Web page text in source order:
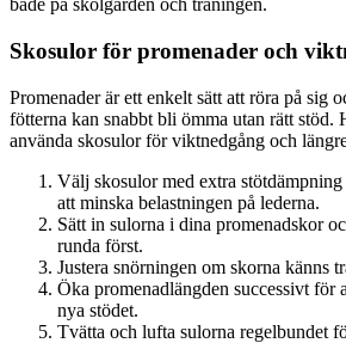
både på skolgården och träningen.
Skosulor för promenader och
Promenader är ett enkelt sätt att röra på sig
fötterna kan snabbt bli ömma utan rätt stöd.
använda skosulor för viktnedgång och
Välj skosulor med extra
att minska belastningen på lederna.
Sätt in sulorna i dina promenadskor
runda först.
Justera snörningen om skorna känns
Öka promenadlängden successivt för
nya stödet.
Tvätta och lufta sulorna regelbundet